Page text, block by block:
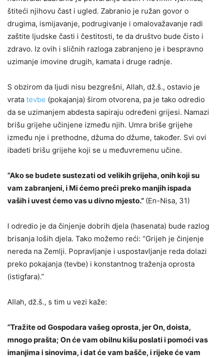
štiteći njihovu čast i ugled. Zabranio je ružan govor o
drugima, ismijavanje, podrugivanje i omalovažavanje radi
zaštite ljudske časti i čestitosti, te da društvo bude čisto i
zdravo. Iz ovih i sličnih razloga zabranjeno je i bespravno
uzimanje imovine drugih, kamata i druge radnje.
S obzirom da ljudi nisu bezgrešni, Allah, dž.š., ostavio je
vrata tevbe (pokajanja) širom otvorena, pa je tako odredio
da se uzimanjem abdesta sapiraju određeni grijesi. Namazi
brišu grijehe učinjene između njih. Umra briše grijehe
između nje i prethodne, džuma do džume, također. Svi ovi
ibadeti brišu grijehe koji se u međuvremenu učine.
“Ako se budete sustezati od velikih grijeha, onih koji su
vam zabranjeni, i Mi ćemo preći preko manjih ispada
vaših i uvest ćemo vas u divno mjesto.” (En-Nisa, 31)
I odredio je da činjenje dobrih djela (hasenata) bude razlog
brisanja loših djela. Tako možemo reći: “Grijeh je činjenje
nereda na Zemlji. Popravljanje i uspostavljanje reda dolazi
preko pokajanja (tevbe) i konstantnog traženja oprosta
(istigfara).”
Allah, dž.š., s tim u vezi kaže:
“Tražite od Gospodara vašeg oprosta, jer On, doista,
mnogo prašta; On će vam obilnu kišu poslati i pomoći vas
imanjima i sinovima, i dat će vam bašče, i rijeke će vam